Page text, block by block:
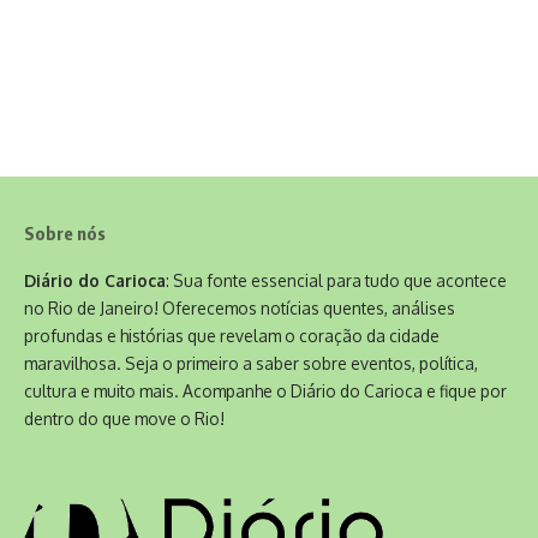
Sobre nós
Diário do Carioca: Sua fonte essencial para tudo que acontece
no Rio de Janeiro! Oferecemos notícias quentes, análises
profundas e histórias que revelam o coração da cidade
maravilhosa. Seja o primeiro a saber sobre eventos, política,
cultura e muito mais. Acompanhe o Diário do Carioca e fique por
dentro do que move o Rio!